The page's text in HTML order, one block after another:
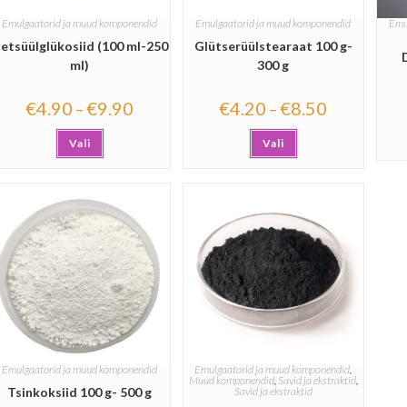
Emulgaatorid ja muud komponendid
(100 ml-250
ml)
€4.90 –€9.90
Vali
Emulgaatorid ja muud komponendid
Glütserüülstearaat 100 g-
300 g
€4.20 –€8.50
Vali
Emulgaatorid ja muud komponendid
Tsinkoksiid 100 g- 500 g
Emulgaatorid ja muud komponendid,
Muud komponendid, Savid ja ekstraktid,
Savid ja ekstraktid